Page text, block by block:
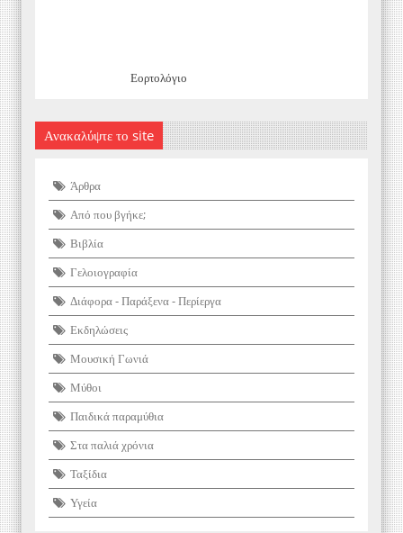
Εορτολόγιο
Ανακαλύψτε το site
Άρθρα
Από που βγήκε;
Βιβλία
Γελοιογραφία
Διάφορα - Παράξενα - Περίεργα
Εκδηλώσεις
Μουσική Γωνιά
Μύθοι
Παιδικά παραμύθια
Στα παλιά χρόνια
Ταξίδια
Υγεία